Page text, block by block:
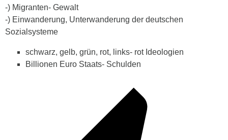
-) Migranten- Gewalt
-) Einwanderung, Unterwanderung der deutschen
Sozialsysteme
schwarz, gelb, grün, rot, links- rot Ideologien
Billionen Euro Staats- Schulden